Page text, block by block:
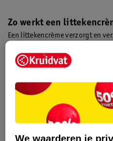
Zo werkt een
Een littekencrème verzorgt en
litteken soepel te houden tijdens
maar is bedoeld als verzorging.
Dit zit er in een
Het hoofdbestanddeel van een
We waarderen je